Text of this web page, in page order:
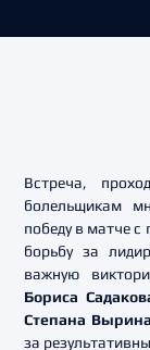
Встреча,
болельщикам
победу в матче
борьбу за
важную
Бориса
Степана Вырина
за